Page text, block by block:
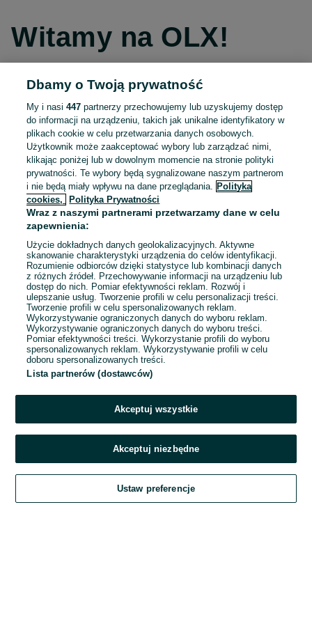
Witamy na OLX!
Kontynuuj przez Facebooka
Kontynuuj przez konto Apple
Kontynuuj przez konto Google
LUB
E-mail
Hasło
Zaloguj się
Kontynuując za pośrednictwem jednego z dostawców wskazanych powyżej,
OLX.pl w jego aktualnym brzmieniu.
Dbamy o Twoją prywatność
My i nasi447 partnerzy przechowujemy lub uzyskujemy dostęp
do informacji na urządzeniu, takich jak unikalne identyfikatory w
plikach cookie w celu przetwarzania danych osobowych.
Użytkownik może zaakceptować wybory lub zarządzać nimi,
klikając poniżej lub w dowolnym momencie na stronie polityki
prywatności. Te wybory będą sygnalizowane naszym partnerom
i nie będą miały wpływu na dane przeglądania.
Polityka
cookies,
Polityka Prywatności
Wraz z naszymi partnerami przetwarzamy dane w celu
zapewnienia:
Użycie dokładnych danych geolokalizacyjnych. Aktywne
skanowanie charakterystyki urządzenia do celów identyfikacji.
Rozumienie odbiorców dzięki statystyce lub kombinacji danych
z różnych źródeł. Przechowywanie informacji na urządzeniu lub
dostęp do nich. Pomiar efektywności reklam. Rozwój i
ulepszanie usług. Tworzenie profili w celu personalizacji treści.
Tworzenie profili w celu spersonalizowanych reklam.
Wykorzystywanie ograniczonych danych do wyboru reklam.
Wykorzystywanie ograniczonych danych do wyboru treści.
Pomiar efektywności treści. Wykorzystanie profili do wyboru
spersonalizowanych reklam. Wykorzystywanie profili w celu
doboru spersonalizowanych treści.
Lista partnerów (dostawców)
Akceptuj wszystkie
Akceptuj niezbędne
Ustaw preferencje